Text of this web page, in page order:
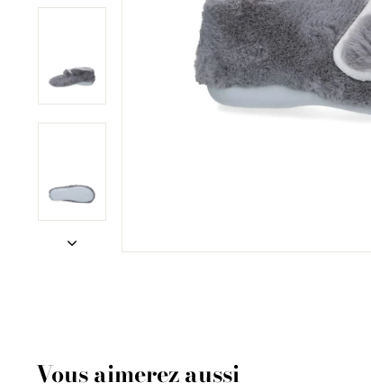
Vous aimerez aussi